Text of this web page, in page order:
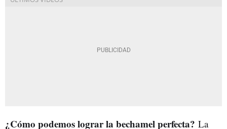
¿Cómo podemos lograr la bechamel perfecta? La